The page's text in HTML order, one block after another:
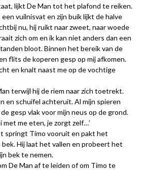
lijkt De Man tot het plafond te reiken.
een vuilnisvat en zijn buik lijkt de halve
nu, hij ruikt naar zweet, naar woede
zich om en ik kan niet anders dan een
bloot. Binnen het bereik van de
flits de koperen gesp op mij afkomen.
en knalt naast me op de vochtige
terwijl hij de riem naar zich toetrekt.
en schuifel achteruit. Al mijn spieren
gesp vlak voor mijn neus op de grond.
met me eten, je zorgt zelf…’
springt Timo vooruit en pakt het
Hij laat het vallen en probeert het
bek te nemen.
De Man af te leiden of om Timo te